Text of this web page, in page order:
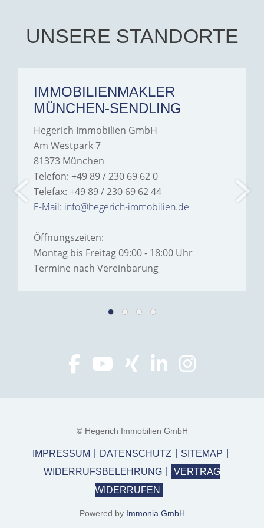
Hegerich Immobilien to
anyone looking for a home.
UNSERE STANDORTE
IMMOBILIENMAKLER
MÜNCHEN-SENDLING
Hegerich Immobilien GmbH
Am Westpark 7
81373 München
Telefon: +49 89 / 230 69 62 0
Telefax: +49 89 / 230 69 62 44
E-Mail: info@hegerich-immobilien.de
Öffnungszeiten:
Montag bis Freitag 09:00 - 18:00 Uhr
Termine nach Vereinbarung
© Hegerich Immobilien GmbH
IMPRESSUM DATENSCHUTZ
SITEMAP
WIDERRUFSBELEHRUNG
VERTRAG
WIDERRUFEN
Powered by Immonia GmbH